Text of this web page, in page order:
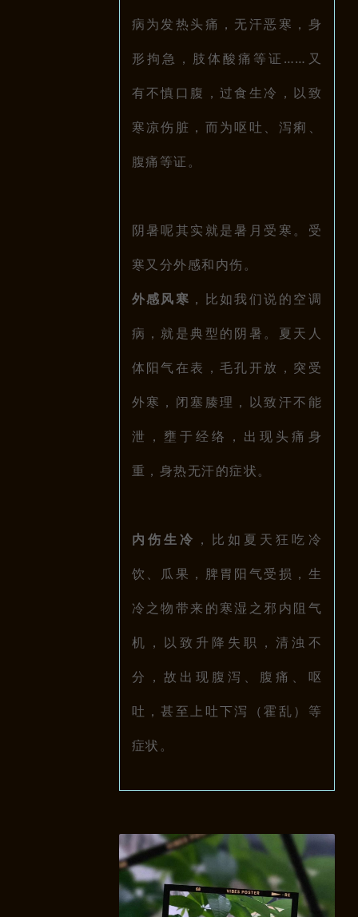
病为发热头痛，无汗恶寒，身
形拘急，肢体酸痛等证……又
有不慎口腹，过食生冷，以致
寒凉伤脏，而为呕吐、泻痢、
腹痛等证。
阴暑呢其实就是暑月受寒。受
寒又分外感和内伤。
外感风寒 ，比如我们说的空调
病 ，就是典型的阴暑。夏天人
体阳气在表，毛孔开放，突受
外寒，闭塞腠理，以致汗不能
泄，壅于经络，出现头痛身
重，身热无汗的症状。
内伤生冷 ，比如夏天狂吃冷
饮、瓜果，脾胃阳气受损 ，生
冷之物带来的寒湿之邪内阻气
机，以致升降失职，清浊不
分，故出现腹泻、腹痛、呕
吐，甚至上吐下泻（霍乱）等
症状。